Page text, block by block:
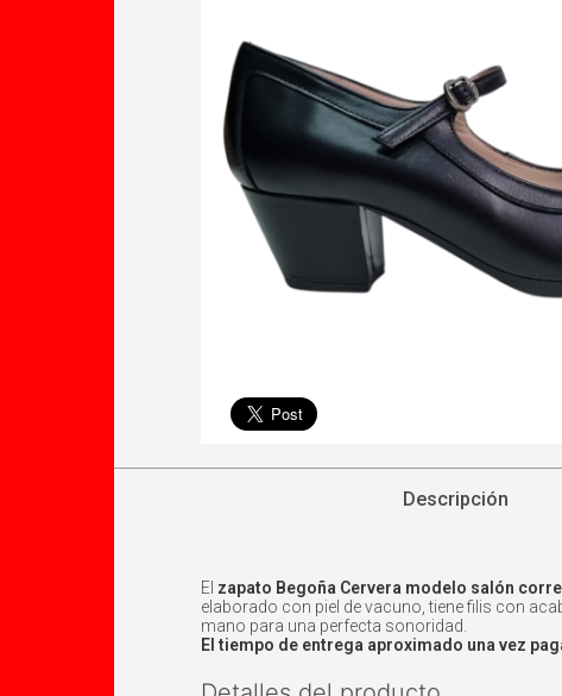
Descripción
El zapato Begoña Cervera modelo salón
elaborado con piel de vacuno, tiene filis con
mano para una perfecta sonoridad.
El tiempo de entrega aproximado una vez